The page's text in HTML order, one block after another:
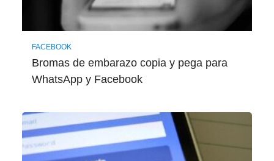
FACEBOOK
Bromas de embarazo copia y pega para
WhatsApp y Facebook